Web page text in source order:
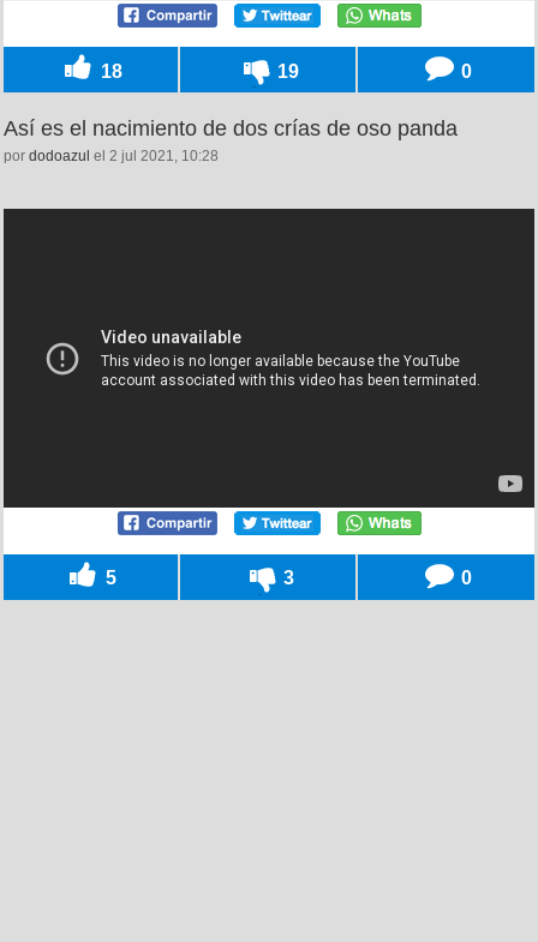
18 19 0
Así es el nacimiento de dos crías de oso panda
por dodoazul el 2 jul 2021, 10:28
5 3 0